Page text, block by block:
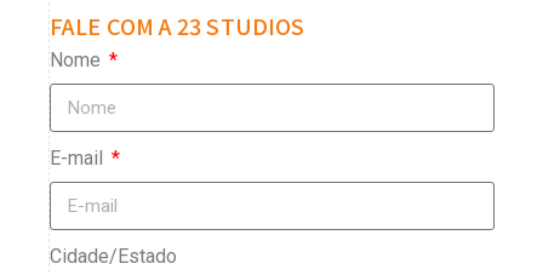
FALE COM A 23 STUDIOS
Nome
E-mail
Cidade/Estado